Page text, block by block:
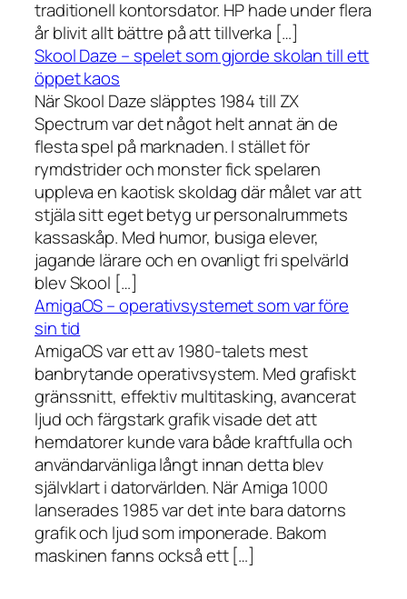
traditionell kontorsdator. HP hade under flera
år blivit allt bättre på att tillverka […]
Skool Daze – spelet som gjorde skolan till ett
öppet kaos
När Skool Daze släpptes 1984 till ZX
Spectrum var det något helt annat än de
flesta spel på marknaden. I stället för
rymdstrider och monster fick spelaren
uppleva en kaotisk skoldag där målet var att
stjäla sitt eget betyg ur personalrummets
kassaskåp. Med humor, busiga elever,
jagande lärare och en ovanligt fri spelvärld
blev Skool […]
AmigaOS – operativsystemet som var före
sin tid
AmigaOS var ett av 1980-talets mest
banbrytande operativsystem. Med grafiskt
gränssnitt, effektiv multitasking, avancerat
ljud och färgstark grafik visade det att
hemdatorer kunde vara både kraftfulla och
användarvänliga långt innan detta blev
självklart i datorvärlden. När Amiga 1000
lanserades 1985 var det inte bara datorns
grafik och ljud som imponerade. Bakom
maskinen fanns också ett […]